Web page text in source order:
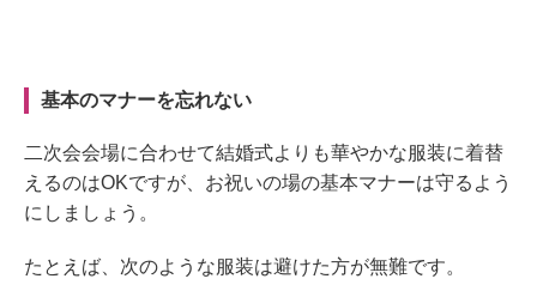
基本のマナーを忘れない
二次会会場に合わせて結婚式よりも華やかな服装に着替
えるのはOKですが、お祝いの場の基本マナーは守るよう
にしましょう。
たとえば、次のような服装は避けた方が無難です。